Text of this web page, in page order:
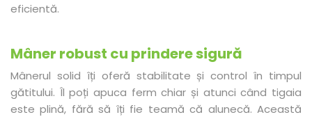
eficientă.
Mâner robust cu prindere sigură
Mânerul solid îți oferă stabilitate și control în timpul
gătitului. Îl poți apuca ferm chiar și atunci când tigaia
este plină, fără să îți fie teamă că alunecă. Această